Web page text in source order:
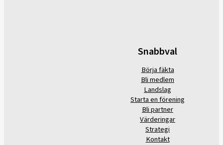
Snabbval
Börja fäkta
Bli medlem
Landslag
Starta en förening
Bli partner
Värderingar
Strategi
Kontakt